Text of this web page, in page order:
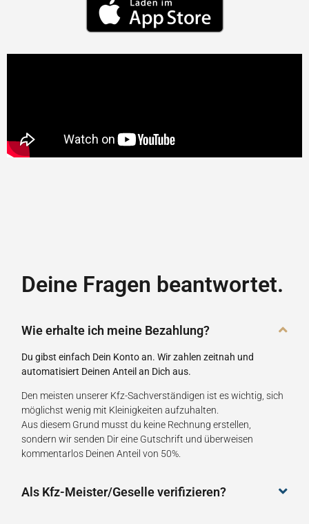
Deine Fragen beantwortet.
Wie erhalte ich meine Bezahlung?
Du gibst einfach Dein Konto an. Wir zahlen zeitnah und
automatisiert Deinen Anteil an Dich aus.
Den meisten unserer Kfz-Sachverständigen ist es wichtig, sich
möglichst wenig mit Kleinigkeiten aufzuhalten.
Aus diesem Grund musst du keine Rechnung erstellen,
sondern wir senden Dir eine Gutschrift und überweisen
kommentarlos Deinen Anteil von 50%.
Als Kfz-Meister/Geselle verifizieren?